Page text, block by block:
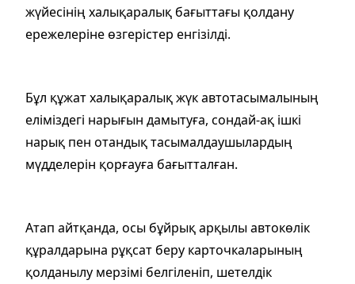
жүйесінің халықаралық бағыттағы қолдану
ережелеріне өзгерістер енгізілді.
Бұл құжат халықаралық жүк автотасымалының
еліміздегі нарығын дамытуға, сондай-ақ ішкі
нарық пен отандық тасымалдаушылардың
мүдделерін қорғауға бағытталған.
Атап айтқанда, осы бұйрық арқылы автокөлік
құралдарына рұқсат беру карточкаларының
қолданылу мерзімі белгіленіп, шетелдік